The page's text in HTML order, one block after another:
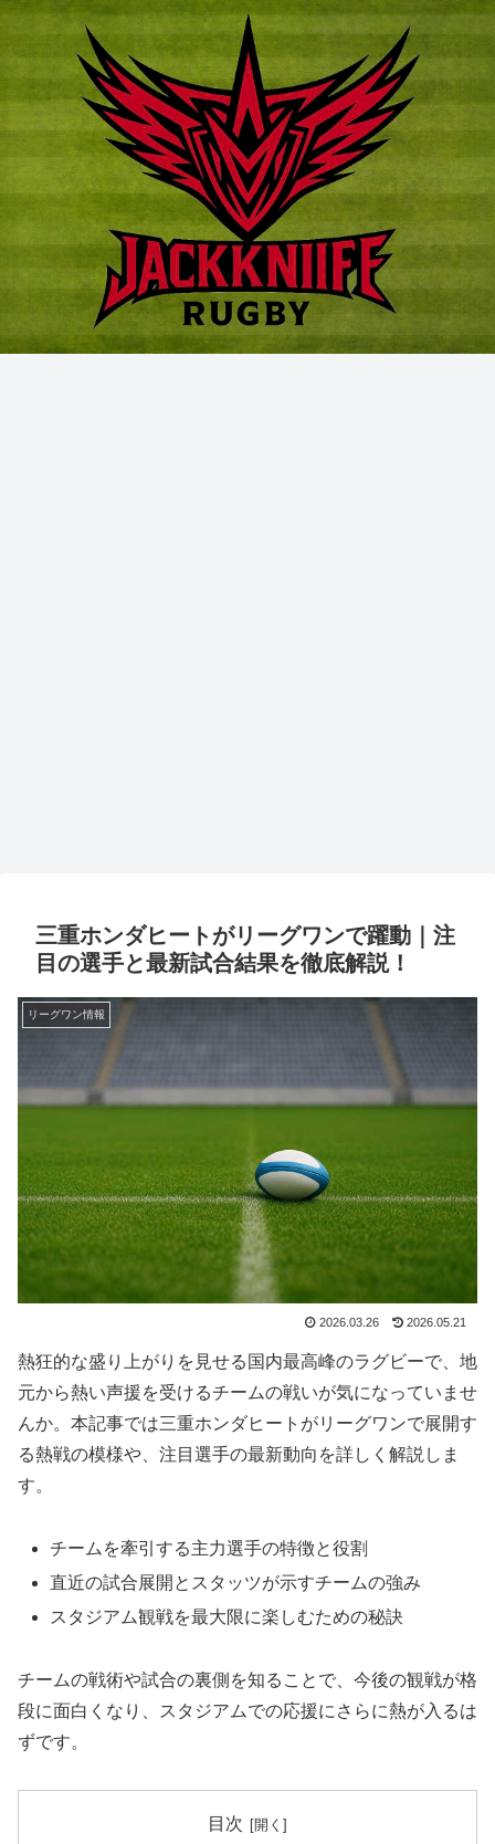
三重ホンダヒートがリーグワンで躍動｜注
目の選手と最新試合結果を徹底解説！
リーグワン情報
2026.03.26 2026.05.21
熱狂的な盛り上がりを見せる国内最高峰のラグビーで、地
元から熱い声援を受けるチームの戦いが気になっていませ
んか。本記事では三重ホンダヒートがリーグワンで展開す
る熱戦の模様や、注目選手の最新動向を詳しく解説しま
す。
チームを牽引する主力選手の特徴と役割
直近の試合展開とスタッツが示すチームの強み
スタジアム観戦を最大限に楽しむための秘訣
チームの戦術や試合の裏側を知ることで、今後の観戦が格
段に面白くなり、スタジアムでの応援にさらに熱が入るは
ずです。
目次